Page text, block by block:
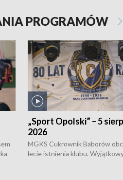
PROGRAMÓW
„Sport Opolski” – 5
2026
MGKS Cukrownik Baborów
lecie istnienia klubu.